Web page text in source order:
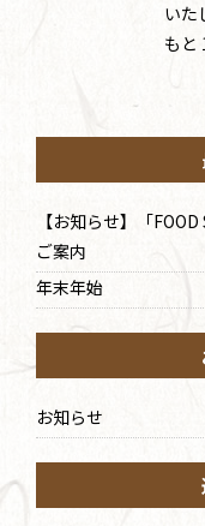
いた
もと
【お知らせ】「
ご案内
年末年始
お知らせ